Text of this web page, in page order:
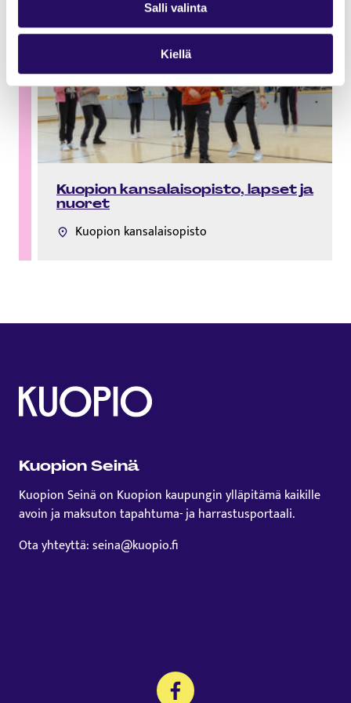
Salli valinta
Kiellä
Kuopion kansalaisopisto, lapset ja
nuoret
Kuopion kansalaisopisto
Kuopion Seinä
Kuopion Seinä on Kuopion kaupungin ylläpitämä kaikille
avoin ja maksuton tapahtuma- ja harrastusportaali.
Ota yhteyttä: seina@kuopio.fi